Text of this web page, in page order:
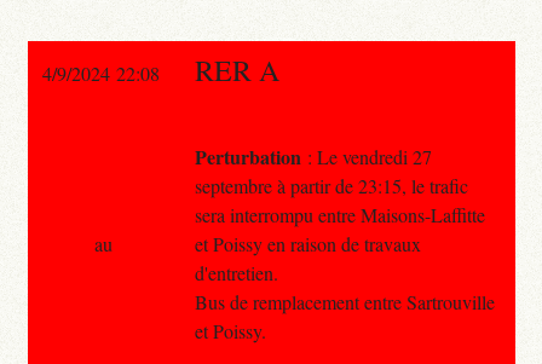
4/9/2024 22:08 RER A
Perturbation : Le vendredi 27
septembre à partir de 23:15, le trafic
sera interrompu entre Maisons-Laffitte
et Poissy en raison de travaux
d'entretien.
Bus de remplacement entre Sartrouville
et Poissy.
au